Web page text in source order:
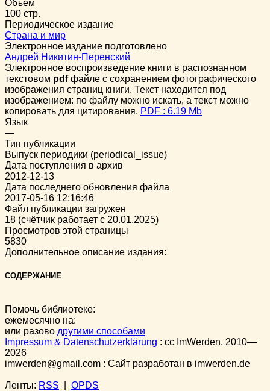
Объём
100 стр.
Периодическое издание
Страна и мир
Электронное издание подготовлено
Андрей Никитин-Перенский
Электронное воспроизведение книги в распознанном
текстовом pdfфайле с сохранением фотографического
изображения страниц книги. Текст находится под
изображением: по файлу можно искать, а текст можно
копировать для цитирования. PDF : 6.19 Mb
Язык
—
Тип публикации
Выпуск периодики (periodical_issue)
Дата поступления в архив
2012-12-13
Дата последнего обновления файла
2017-05-16 12:16:46
Файл публикации загружен
18 (счётчик работает с 20.01.2025)
Просмотров этой страницы
5830
Дополнительное описание издания:
СОДЕРЖАНИЕ
Помочь библиотеке:
ежемесячно на:
или разово другими способами
Impressum & Datenschutzerklärung : cc ImWerden, 2010—
2026
imwerden@gmail.com : Сайт разработан в imwerden.de
Ленты: RSS OPDS